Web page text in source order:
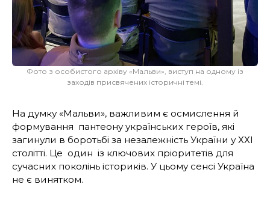
Фото з особистого архіву «Мальви», виступ на одному із
заходів присвячених історичні темі.
На думку «Мальви», важливим є осмислення й
формування пантеону українських героїв, які
загинули в боротьбі за незалежність України у ХХІ
столітті. Це один із ключових пріоритетів для
сучасних поколінь істориків. У цьому сенсі Україна
не є винятком.